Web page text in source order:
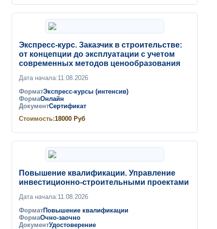
Экспресс-курс. Заказчик в строительстве:
от концепции до эксплуатации с учетом
современных методов ценообразования
Дата начала:11.08.2026
ФорматЭкспресс-курсы (интенсив)
ФормаОнлайн
ДокументСертификат
Стоимость:18000 Руб
Повышение квалификации. Управление
инвестиционно-строительными проектами
Дата начала:11.08.2026
ФорматПовышение квалификации
ФормаОчно-заочно
ДокументУдостоверение